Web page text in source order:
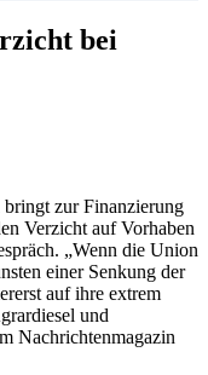
bei
zur Finanzierung
Verzicht auf Vorhaben
„Wenn die Union
einer Senkung der
auf ihre extrem
und
Nachrichtenmagazin